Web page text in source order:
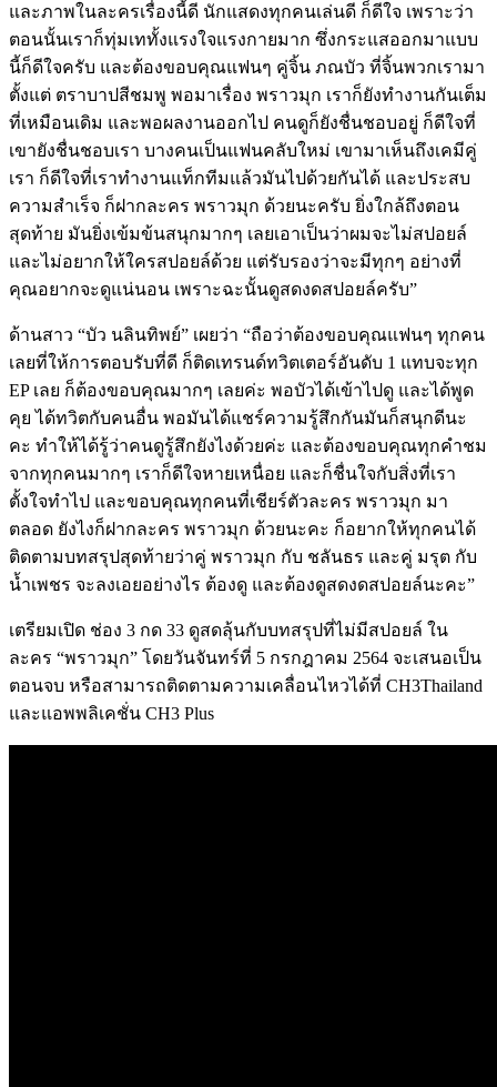
และภาพในละครเรื่องนี้ดี นักแสดงทุกคนเล่นดี ก็ดีใจ เพราะว่า
ตอนนั้นเราก็ทุ่มเททั้งแรงใจแรงกายมาก ซึ่งกระแสออกมาแบบ
นี้ก็ดีใจครับ และต้องขอบคุณแฟนๆ คู่จิ้น ภณบัว ที่จิ้นพวกเรามา
ตั้งแต่ ตราบาปสีชมพู พอมาเรื่อง พราวมุก เราก็ยังทำงานกันเต็ม
ที่เหมือนเดิม และพอผลงานออกไป คนดูก็ยังชื่นชอบอยู่ ก็ดีใจที่
เขายังชื่นชอบเรา บางคนเป็นแฟนคลับใหม่ เขามาเห็นถึงเคมีคู่
เรา ก็ดีใจที่เราทำงานแท็กทีมแล้วมันไปด้วยกันได้ และประสบ
ความสำเร็จ ก็ฝากละคร พราวมุก ด้วยนะครับ ยิ่งใกล้ถึงตอน
สุดท้าย มันยิ่งเข้มข้นสนุกมากๆ เลยเอาเป็นว่าผมจะไม่สปอยล์
และไม่อยากให้ใครสปอยล์ด้วย แต่รับรองว่าจะมีทุกๆ อย่างที่
คุณอยากจะดูแน่นอน เพราะฉะนั้นดูสดงดสปอยล์ครับ”
ด้านสาว “บัว นลินทิพย์” เผยว่า “ถือว่าต้องขอบคุณแฟนๆ ทุกคน
เลยที่ให้การตอบรับที่ดี ก็ติดเทรนด์ทวิตเตอร์อันดับ 1 แทบจะทุก
EP เลย ก็ต้องขอบคุณมากๆ เลยค่ะ พอบัวได้เข้าไปดู และได้พูด
คุย ได้ทวิตกับคนอื่น พอมันได้แชร์ความรู้สึกกันมันก็สนุกดีนะ
คะ ทำให้ได้รู้ว่าคนดูรู้สึกยังไงด้วยค่ะ และต้องขอบคุณทุกคำชม
จากทุกคนมากๆ เราก็ดีใจหายเหนื่อย และก็ชื่นใจกับสิ่งที่เรา
ตั้งใจทำไป และขอบคุณทุกคนที่เชียร์ตัวละคร พราวมุก มา
ตลอด ยังไงก็ฝากละคร พราวมุก ด้วยนะคะ ก็อยากให้ทุกคนได้
ติดตามบทสรุปสุดท้ายว่าคู่ พราวมุก กับ ชลันธร และคู่ มรุต กับ
น้ำเพชร จะลงเอยอย่างไร ต้องดู และต้องดูสดงดสปอยล์นะคะ”
เตรียมเปิด ช่อง 3 กด 33 ดูสดลุ้นกับบทสรุปที่ไม่มีสปอยล์ ใน
ละคร “พราวมุก” โดยวันจันทร์ที่ 5 กรกฎาคม 2564 จะเสนอเป็น
ตอนจบ หรือสามารถติดตามความเคลื่อนไหวได้ที่ CH3Thailand
และแอพพลิเคชั่น ‎CH3 Plus